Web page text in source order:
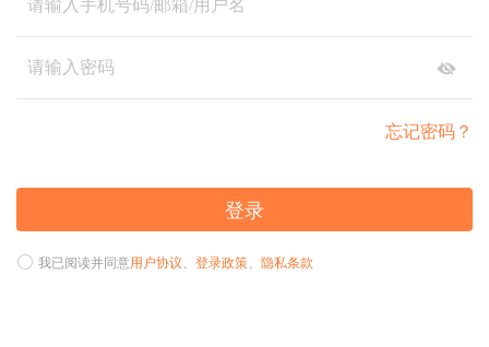
忘记密码？
登录
我已阅读并同意用户协议、 登录政策、 隐私条款